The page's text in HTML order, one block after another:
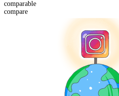
comparable
compare